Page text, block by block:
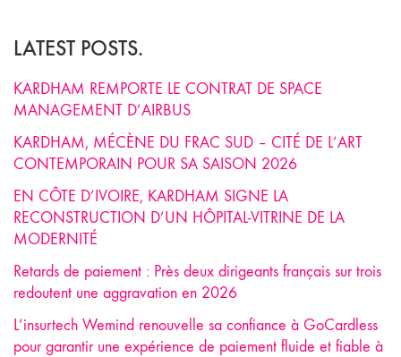
LATEST POSTS.
KARDHAM REMPORTE LE CONTRAT DE SPACE
MANAGEMENT D’AIRBUS
KARDHAM, MÉCÈNE DU FRAC SUD – CITÉ DE L’ART
CONTEMPORAIN POUR SA SAISON 2026
EN CÔTE D’IVOIRE, KARDHAM SIGNE LA
RECONSTRUCTION D’UN HÔPITAL-VITRINE DE LA
MODERNITÉ
Retards de paiement : Près deux dirigeants français sur trois
redoutent une aggravation en 2026
L’insurtech Wemind renouvelle sa confiance à GoCardless
pour garantir une expérience de paiement fluide et fiable à